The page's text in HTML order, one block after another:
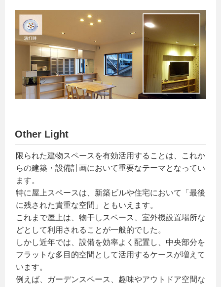
Other Light
限られた建物スペースを有効活用することは、これか
らの建築・設備計画において重要なテーマとなってい
ます。
特に屋上スペースは、新築ビルや住宅において「最後
に残された貴重な空間」ともいえます。
これまで屋上は、物干しスペース、室外機設置場所な
どとして利用されることが一般的でした。
しかし近年では、設備を効率よく配置し、中央部分を
フラットな多目的空間として活用するケースが増えて
います。
例えば、ガーデンスペース、趣味やアウトドア空間な